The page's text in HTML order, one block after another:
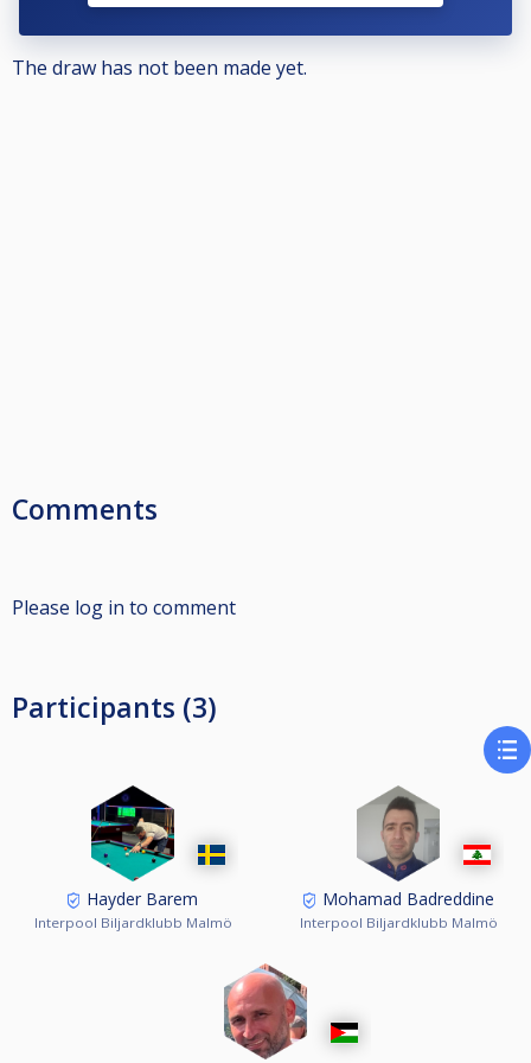
startavgift.
För övrig information berättigad att delta osv, se Nationella och
The draw has not been made yet.
Comments
Please log in to comment
Participants (3)
Hayder Barem
Interpool Biljardklubb Malmö
Mohamad Badreddine
Interpool Biljardklubb Malmö